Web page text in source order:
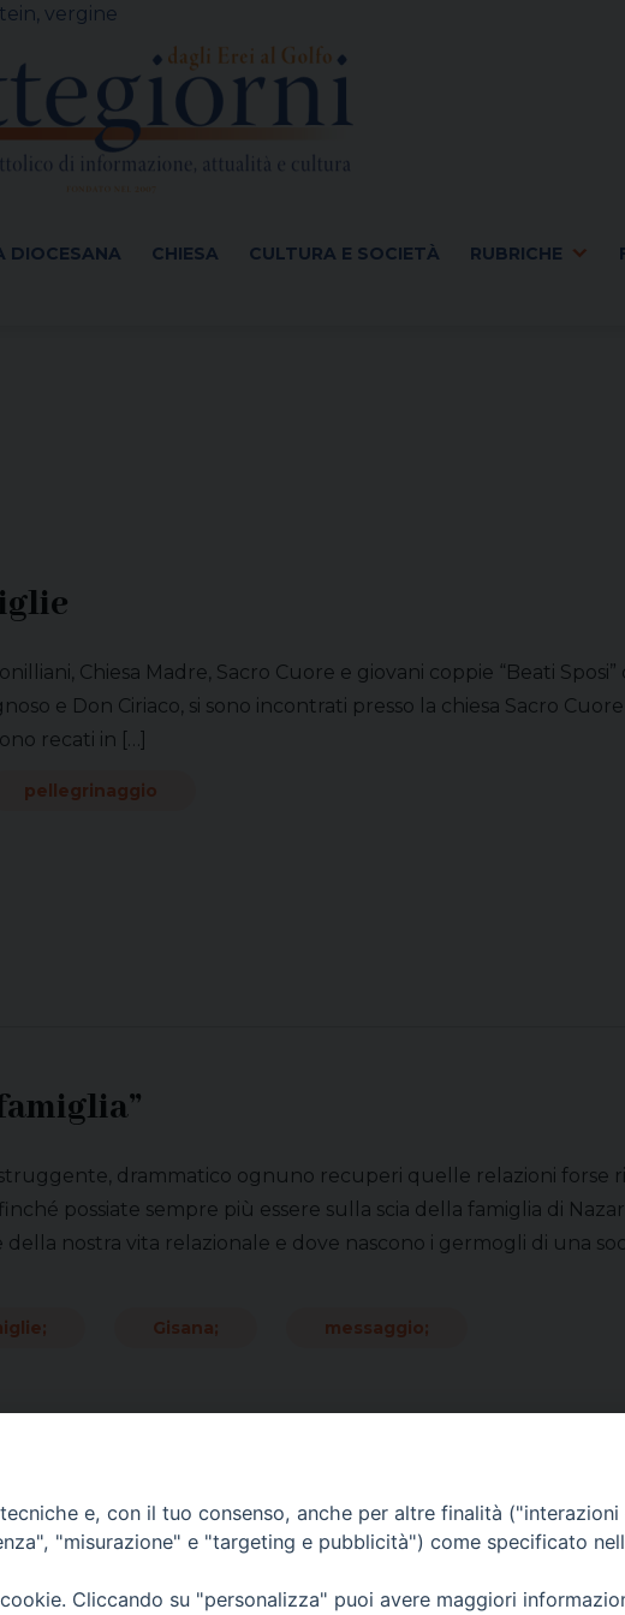
vergine
DIOCESANA CHIESA CULTURA E SOCIETÀ RUBRICHE
Chiesa Madre, Sacro Cuore e giovani coppie “Beati Sposi”
e Don Ciriaco, si sono incontrati presso la chiesa Sacro
recati in […]
pellegrinaggio
drammatico ognuno recuperi quelle relazioni forse
possiate sempre più essere sulla scia della famiglia di
nostra vita relazionale e dove nascono i germogli di una
Gisana; messaggio;
e, con il tuo consenso, anche per altre finalità ("interazioni
"misurazione" e "targeting e pubblicità") come specificato
Cliccando su "personalizza" puoi avere maggiori